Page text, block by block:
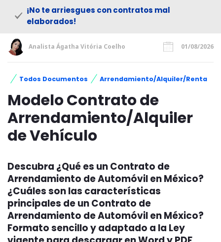
¡No te arriesgues con contratos mal
elaborados!
Analista Ágatha Vitória Coelho 01/08/2026
Todos Documentos Arrendamiento/Alquiler/Renta
Modelo Contrato de
Arrendamiento/Alquiler
de Vehículo
Descubra ¿Qué es un Contrato de
Arrendamiento de Automóvil en México?
¿Cuáles son las características
principales de un Contrato de
Arrendamiento de Automóvil en México?
Formato sencillo y adaptado a la Ley